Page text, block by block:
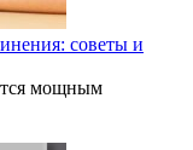
советы и
мощным